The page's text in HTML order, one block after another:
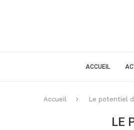
ACCUEIL
Accueil Le potentiel
LE